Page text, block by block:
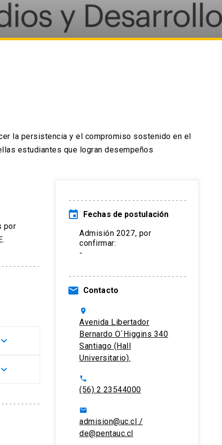
la persistencia y el compromiso sostenido en el
estudiantes que logran desempeños
por
keyboard_arrow_down
–
keyboard_arrow_down
event
Fechas de postulación
Admisión 2027, por
confirmar:
-
email Contacto
location_on
Avenida Libertador
Bernardo O´Higgins 340
Santiago (Hall
Universitario).
phone
(56) 2 23544000
email
admision@uc.cl /
de@pentauc.cl